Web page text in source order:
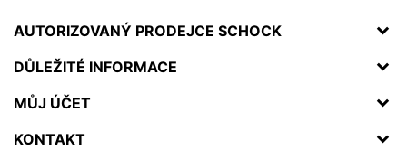
AUTORIZOVANÝ PRODEJCE SCHOCK
DŮLEŽITÉ INFORMACE
MŮJ ÚČET
KONTAKT